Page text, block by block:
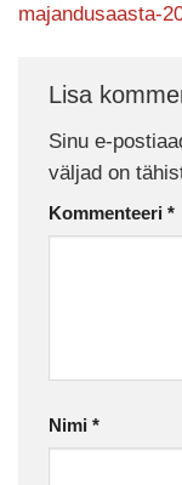
majandusaasta-
Lisa
Sinu e-
väljad on
Kommenteeri *
Nimi *